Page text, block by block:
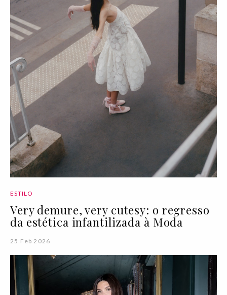
ESTILO
Very demure, very cutesy: o regresso
da estética infantilizada à Moda
25 Feb 2026